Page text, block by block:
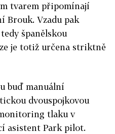
tvarem připomínají
Brouk. Vzadu pak
španělskou
je totiž určena striktně
buď manuální
dvouspojkovou
tlaku v
asistent Park pilot.